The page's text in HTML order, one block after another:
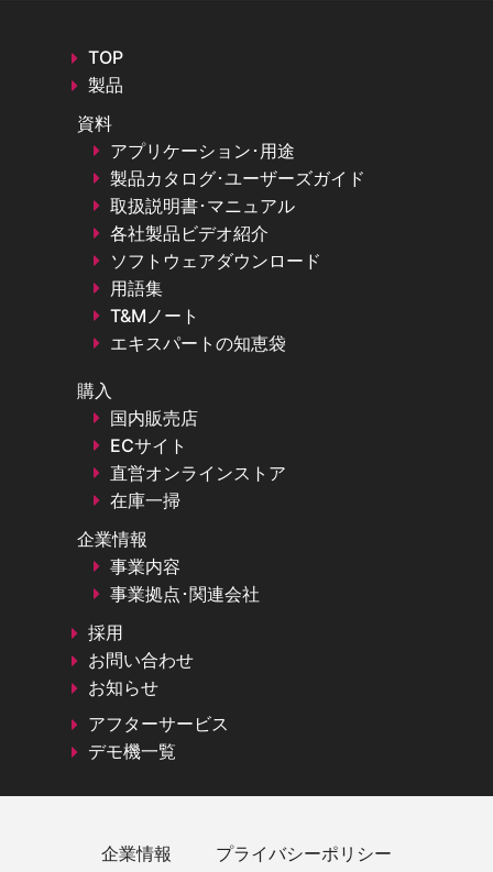
TOP
製品
資料
アプリケーション･用途
製品カタログ･ユーザーズガイド
取扱説明書･マニュアル
各社製品ビデオ紹介
ソフトウェアダウンロード
用語集
T&Mノート
エキスパートの知恵袋
購入
国内販売店
ECサイト
直営オンラインストア
在庫一掃
企業情報
事業内容
事業拠点･関連会社
採用
お問い合わせ
お知らせ
アフターサービス
デモ機一覧
企業情報 プライバシーポリシー